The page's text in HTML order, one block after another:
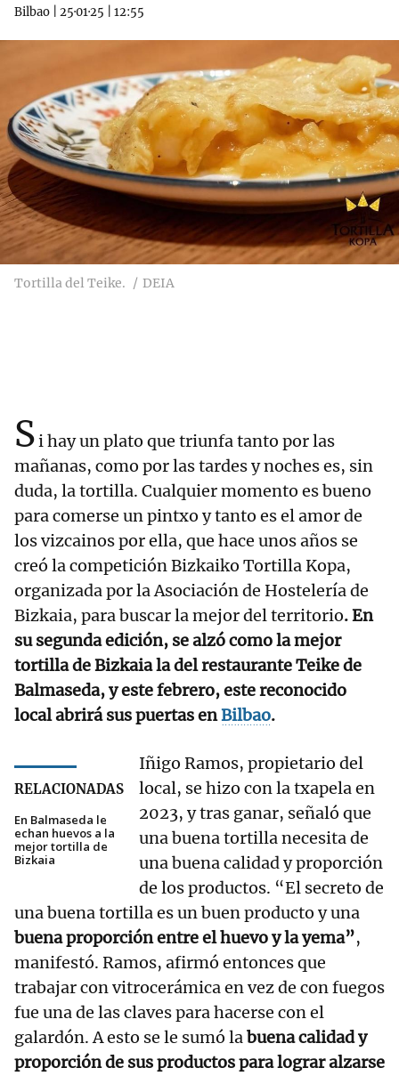
Bilbao
25·01·25 12:55
Tortilla del Teike. DEIA
Si hay un plato que triunfa tanto por las
mañanas, como por las tardes y noches es, sin
duda, la tortilla. Cualquier momento es bueno
para comerse un pintxo y tanto es el amor de
los vizcainos por ella, que hace unos años se
creó la competición Bizkaiko Tortilla Kopa,
organizada por la Asociación de Hostelería de
Bizkaia, para buscar la mejor del territorio. En
su segunda edición, se alzó como la mejor
tortilla de Bizkaia la del restaurante Teike de
Balmaseda, y este febrero, este reconocido
local abrirá sus puertas enBilbao.
RELACIONADAS
En Balmaseda le
echan huevos a la
mejor tortilla de
Bizkaia
Iñigo Ramos, propietario del
local, se hizo con la txapela en
2023, y tras ganar, señaló que
una buena tortilla necesita de
una buena calidad y proporción
de los productos. “El secreto de
una buena tortilla es un buen producto y una
buena proporción entre el huevo y la yema”,
manifestó. Ramos, afirmó entonces que
trabajar con vitrocerámica en vez de con fuegos
fue una de las claves para hacerse con el
galardón. A esto se le sumó labuena calidad y
proporción de sus productos para lograr alzarse